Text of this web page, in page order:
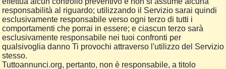
responsabilità al riguardo; utilizzando il Servizio sarai quindi
esclusivamente responsabile verso ogni terzo di tutti i
comportamenti che porrai in essere; e ciascun terzo sarà
esclusivamente responsabile nei tuoi confronti per
qualsivoglia danno Ti provochi attraverso l'utilizzo del Servizio
stesso.
Tuttoannunci.org, pertanto, non è responsabile, a titolo